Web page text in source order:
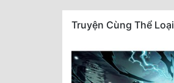
Truyện Cùng Thể Loại